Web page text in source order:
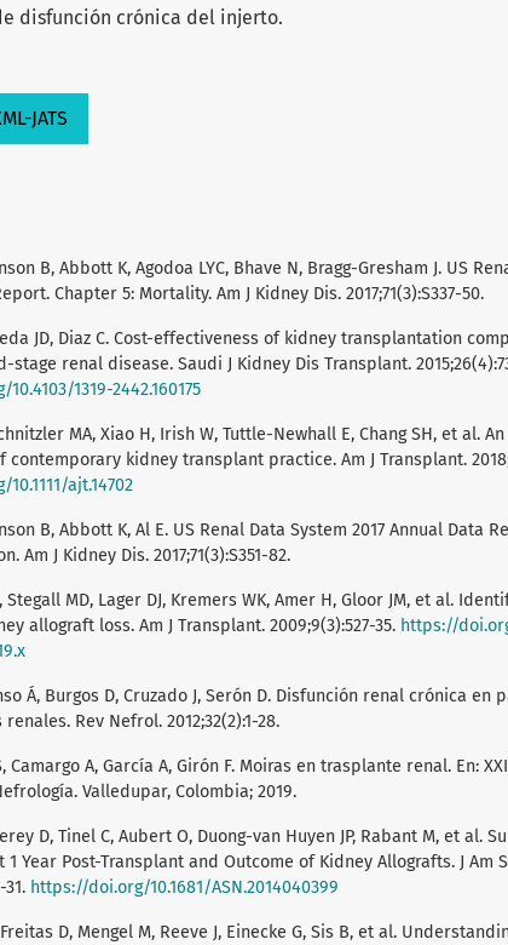
disfunción crónica del injerto.
JATS
B, Abbott K, Agodoa LYC, Bhave N, Bragg-Gresham J. US
Chapter 5: Mortality. Am J Kidney Dis. 2017;71(3):S337-50.
JD, Diaz C. Cost-effectiveness of kidney transplantation
stage renal disease. Saudi J Kidney Dis Transplant.
1319-2442.160175
MA, Xiao H, Irish W, Tuttle-Newhall E, Chang SH, et al.
contemporary kidney transplant practice. Am J Transplant.
ajt.14702
B, Abbott K, Al E. US Renal Data System 2017 Annual Data
Am J Kidney Dis. 2017;71(3):S351-82.
Stegall MD, Lager DJ, Kremers WK, Amer H, Gloor JM, et al.
allograft loss. Am J Transplant. 2009;9(3):527-35. https://
Á, Burgos D, Cruzado J, Serón D. Disfunción renal crónica en
Rev Nefrol. 2012;32(2):1-28.
Camargo A, García A, Girón F. Moiras en trasplante renal. En:
Valledupar, Colombia; 2019.
D, Tinel C, Aubert O, Duong-van Huyen JP, Rabant M, et al.
1 Year Post-Transplant and Outcome of Kidney Allografts. J Am
31. https://doi.org/10.1681/ASN.2014040399
D, Mengel M, Reeve J, Einecke G, Sis B, et al.